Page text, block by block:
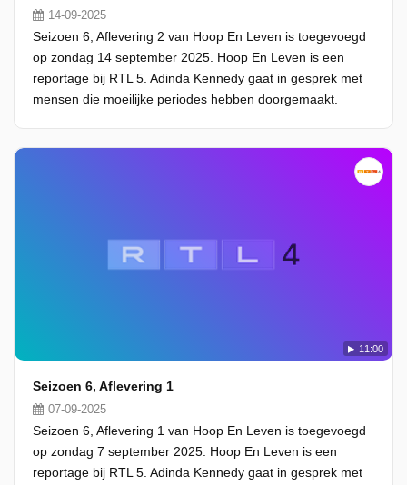
14-09-2025
Seizoen 6, Aflevering 2 van Hoop En Leven is toegevoegd
op zondag 14 september 2025. Hoop En Leven is een
reportage bij RTL 5. Adinda Kennedy gaat in gesprek met
mensen die moeilijke periodes hebben doorgemaakt.
11:00
Seizoen 6, Aflevering 1
07-09-2025
Seizoen 6, Aflevering 1 van Hoop En Leven is toegevoegd
op zondag 7 september 2025. Hoop En Leven is een
reportage bij RTL 5. Adinda Kennedy gaat in gesprek met